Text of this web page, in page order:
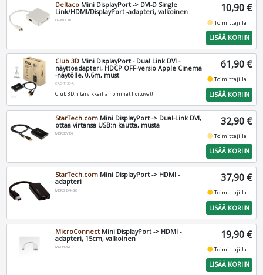
Deltaco Mini DisplayPort -> DVI-D Single
Link/HDMI/DisplayPort -adapteri, valkoinen
DP-MULTI1
10,90 €
fiber_manual_recordToimittajilla
LISÄÄ KORIIN
Club 3D Mini DisplayPort - Dual Link DVI -
näyttöadapteri, HDCP OFF-versio Apple Cinema
-näytölle, 0,6m, must
CAC-1130-A
Club 3D:n tarvikkeilla hommat hoituvat!
61,90 €
fiber_manual_recordToimittajilla
LISÄÄ KORIIN
StarTech.com Mini DisplayPort -> Dual-Link DVI,
ottaa virtansa USB:n kautta, musta
MDP2DVID2
32,90 €
fiber_manual_recordToimittajilla
LISÄÄ KORIIN
StarTech.com Mini DisplayPort -> HDMI -
adapteri
MDP2HD4K60S
37,90 €
fiber_manual_recordToimittajilla
LISÄÄ KORIIN
MicroConnect Mini DisplayPort -> HDMI -
adapteri, 15cm, valkoinen
MDPHDMI
19,90 €
fiber_manual_recordToimittajilla
LISÄÄ KORIIN